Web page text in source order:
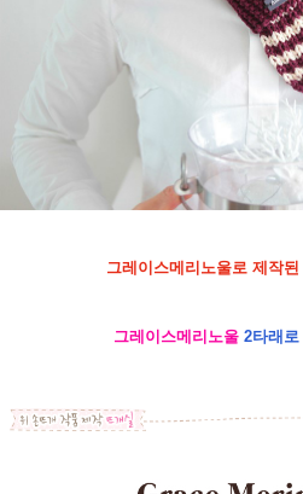
그레이스메리노울로 제작된
그레이스메리노울 2타래로